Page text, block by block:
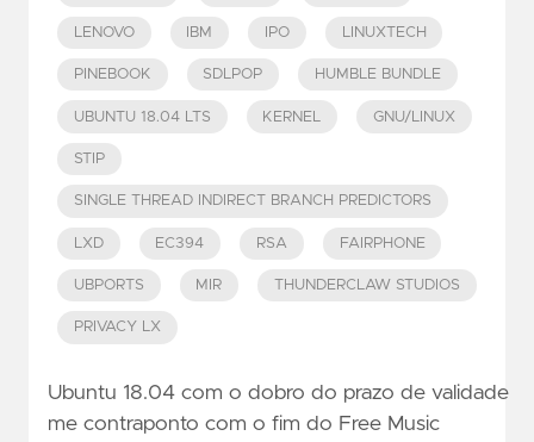
LENOVO IBM IPO LINUXTECH
PINEBOOK SDLPOP HUMBLE BUNDLE
UBUNTU 18.04 LTS KERNEL GNU/LINUX
STIP
SINGLE THREAD INDIRECT BRANCH PREDICTORS
LXD EC394 RSA FAIRPHONE
UBPORTS MIR THUNDERCLAW STUDIOS
PRIVACY LX
Ubuntu 18.04 com o dobro do prazo de validade
me contraponto com o fim do Free Music